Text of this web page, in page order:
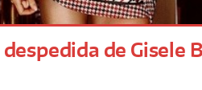
de Gisele